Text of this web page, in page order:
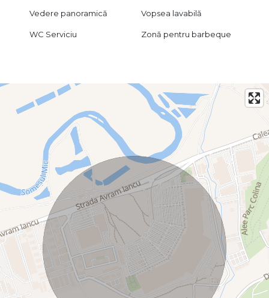
Vedere panoramică Vopsea lavabilă
WC Serviciu Zonă pentru barbeque